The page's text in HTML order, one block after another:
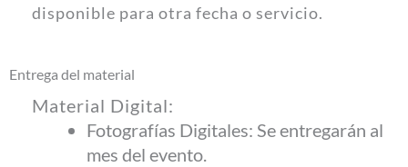
disponible para otra fecha o servicio.
Entrega del material
Material Digital:
Fotografías Digitales: Se entregarán al
mes del evento.